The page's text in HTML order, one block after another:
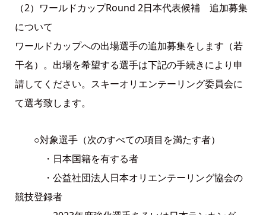
（2）ワールドカップRound 2日本代表候補 追加募集
について
ワールドカップへの出場選手の追加募集をします（若
干名）。出場を希望する選手は下記の手続きにより申
請してください。スキーオリエンテーリング委員会に
て選考致します。
○対象選手（次のすべての項目を満たす者）
・日本国籍を有する者
・公益社団法人日本オリエンテーリング協会の
競技登録者